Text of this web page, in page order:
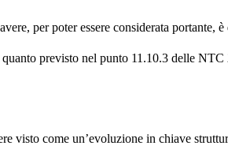
per poter essere considerata portante,
previsto nel punto 11.10.3 delle NTC
visto come un’evoluzione in chiave